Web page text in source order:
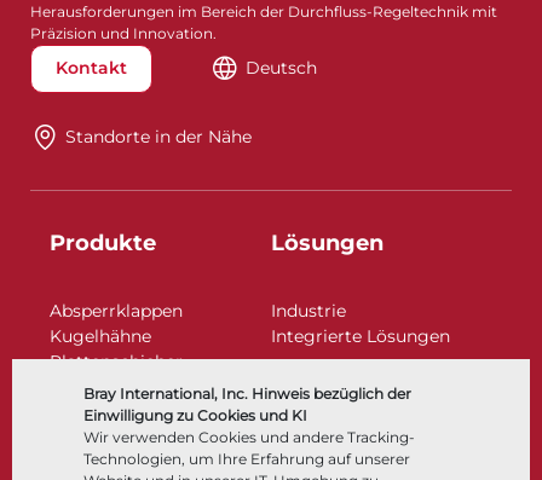
Bray International, Inc. Hinweis bezüglich der
Einwilligung zu Cookies und KI
Wir verwenden Cookies und andere Tracking-
Technologien, um Ihre Erfahrung auf unserer
Herausforderungen im Bereich der Durchfluss-Regeltechnik mit
Präzision und Innovation.
Kontakt Deutsch
Standorte in der Nähe​​​​​​​
Produkte
Absperrklappen
Kugelhähne
Plattenschieber
Regelarmaturen
Rückschlagklappen
Antriebe | Betätigungen
Steuer- und Regeltechnik
Lösungen
Industrie
Integrierte Lösungen